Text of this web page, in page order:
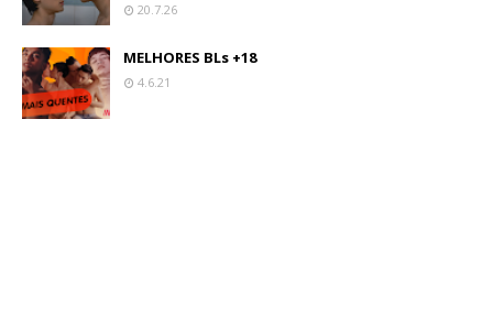
20.7.26
MELHORES BLs +18
4.6.21